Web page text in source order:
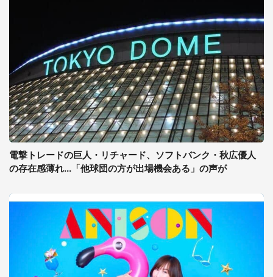
電撃トレードの巨人・リチャード、ソフトバンク・秋広優人
の存在感薄れ...「他球団の方が出場機会ある」の声が